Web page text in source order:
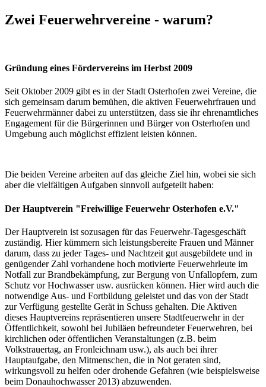
Zwei Feuerwehrvereine - warum?
Gründung eines Fördervereins im Herbst 2009
Seit Oktober 2009 gibt es in der Stadt Osterhofen zwei Vereine, die
sich gemeinsam darum bemühen, die aktiven Feuerwehrfrauen und
Feuerwehrmänner dabei zu unterstützen, dass sie ihr ehrenamtliches
Engagement für die Bürgerinnen und Bürger von Osterhofen und
Umgebung auch möglichst effizient leisten können.
Die beiden Vereine arbeiten auf das gleiche Ziel hin, wobei sie sich
aber die vielfältigen Aufgaben sinnvoll aufgeteilt haben:
Der Hauptverein "Freiwillige Feuerwehr Osterhofen e.V."
Der Hauptverein ist sozusagen für das Feuerwehr-Tagesgeschäft
zuständig. Hier kümmern sich leistungsbereite Frauen und Männer
darum, dass zu jeder Tages- und Nachtzeit gut ausgebildete und in
genügender Zahl vorhandene hoch motivierte Feuerwehrleute im
Notfall zur Brandbekämpfung, zur Bergung von Unfallopfern, zum
Schutz vor Hochwasser usw. ausrücken können. Hier wird auch die
notwendige Aus- und Fortbildung geleistet und das von der Stadt
zur Verfügung gestellte Gerät in Schuss gehalten. Die Aktiven
dieses Hauptvereins repräsentieren unsere Stadtfeuerwehr in der
Öffentlichkeit, sowohl bei Jubiläen befreundeter Feuerwehren, bei
kirchlichen oder öffentlichen Veranstaltungen (z.B. beim
Volkstrauertag, an Fronleichnam usw.), als auch bei ihrer
Hauptaufgabe, den Mitmenschen, die in Not geraten sind,
wirkungsvoll zu helfen oder drohende Gefahren (wie beispielsweise
beim Donauhochwasser 2013) abzuwenden.